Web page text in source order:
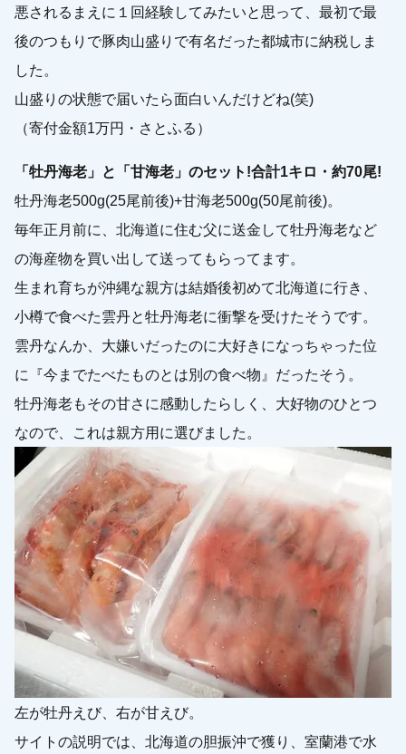
悪されるまえに１回経験してみたいと思って、最初で最
後のつもりで豚肉山盛りで有名だった都城市に納税しま
した。
山盛りの状態で届いたら面白いんだけどね(笑)
（寄付金額1万円・さとふる）
「牡丹海老」と「甘海老」のセット!合計1キロ・約70尾!
牡丹海老500g(25尾前後)+甘海老500g(50尾前後)。
毎年正月前に、北海道に住む父に送金して牡丹海老など
の海産物を買い出して送ってもらってます。
生まれ育ちが沖縄な親方は結婚後初めて北海道に行き、
小樽で食べた雲丹と牡丹海老に衝撃を受けたそうです。
雲丹なんか、大嫌いだったのに大好きになっちゃった位
に『今までたべたものとは別の食べ物』だったそう。
牡丹海老もその甘さに感動したらしく、大好物のひとつ
なので、これは親方用に選びました。
左が牡丹えび、右が甘えび。
サイトの説明では、北海道の胆振沖で獲り、室蘭港で水